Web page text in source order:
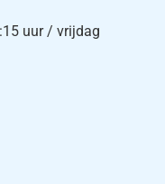
uur / vrijdag